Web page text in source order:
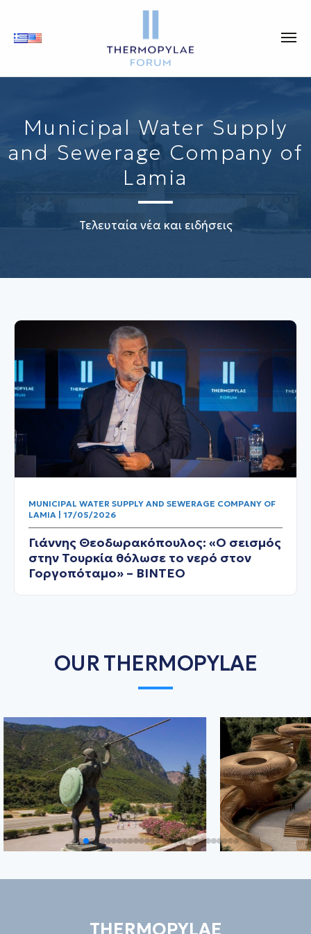
Municipal Water Supply
and Sewerage Company of
Lamia
Τελευταία νέα και ειδήσεις
MUNICIPAL WATER SUPPLY AND SEWERAGE COMPANY OF
LAMIA | 17/05/2026
Γιάννης Θεοδωρακόπουλος: «Ο σεισμός
στην Τουρκία θόλωσε το νερό στον
Γοργοπόταμο» – ΒΙΝΤΕΟ
OUR THERMOPYLAE
THERMOPYLAE